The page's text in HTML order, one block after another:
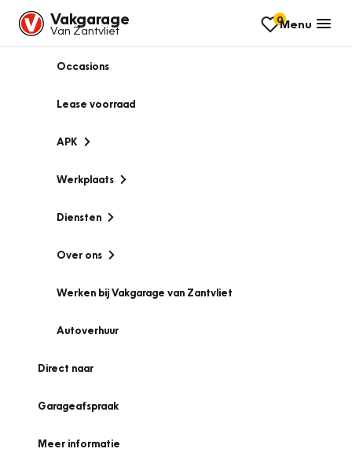
Vakgarage
Van Zantvliet
0Menu
Occasions
Lease voorraad
APK
Werkplaats
Diensten
Over ons
Werken bij Vakgarage van Zantvliet
Autoverhuur
Direct naar
Garageafspraak
Meer informatie